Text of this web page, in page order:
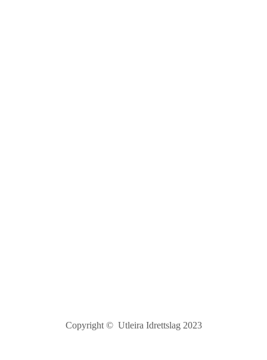
Copyright © Utleira Idrettslag 2023